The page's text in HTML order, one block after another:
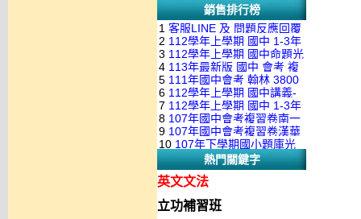
銷售排行榜
1 客服LINE 及 問題反應回覆
方式 下單後出現訂單編號就
是訂購成功 不會有回覆信
2 112學年上學期 國中 1-3年
級 校用卷 (含南一.康軒.翰林.
全科目.全部卷.含解答)完整版
(2DVD)
3 112學年上學期 國中命題光
碟 康軒版 1-3年級(含108課
綱)(全年級、全領域) 題庫光
碟(不包含：藝文+綜合+健體)
4 113年最新版 國中 會考 複
習卷講義 共18卷(含南一百分
百EZ+南一超會考+康軒麻辣
+康軒會考勝經+康軒易點通
+康軒圖解E點通+漢華大聯盟
+翰林大滿貫+翰林橘子+翰林
Lite輕+翰林主題探索+奇鼎
KO+奇鼎進會考+金安新思維
+金安雙向溝通+金安會考
735+建弘細說.活用+漢華達
5 111年國中會考 翰林 3800
應用題彙編 + 南一 3688 應用
題彙編+南一歷屆試題+康軒
3800+ 應用題彙編 1-3年級 卷
類光碟
6 112學年上學期 國中講義-
題型較難(康軒新挑戰麻辣講
義+翰林超級翰將講義+南一學
習標竿講義) 1-3年級 合輯版
DVD版
7 112學年上學期 國中 1-3年
級 習作解答+課本解答(含康
軒.南一.翰林全版本.全科目)
合輯版 DVD版
8 107年國中會考複習卷南一
版 ( 點線面 )全科目.九科含解
答.合輯正式版
9 107年國中會考複習卷漢華
版 ( 達陣 ) 全科目.八科含解
答.合輯正式版
10 107年下學期國小題庫光
碟-南一版（1～6年級）全科
目合輯版 (三片裝)
熱門關鍵字
英文文法
立功補習班